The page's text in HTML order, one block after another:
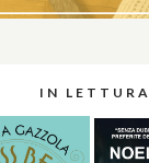
IN LETTURA